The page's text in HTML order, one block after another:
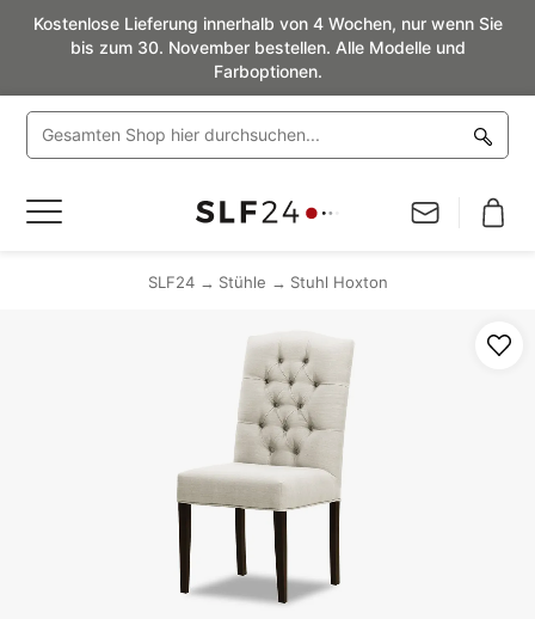
Kostenlose Lieferung innerhalb von 4 Wochen, nur wenn Sie
bis zum 30. November bestellen. Alle Modelle und
Farboptionen.
Navigation
SLF24 Stühle Stuhl Hoxton